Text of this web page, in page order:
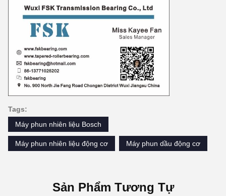
Tags:
Máy phun nhiên liệu Bosch
Máy phun nhiên liệu động cơ Máy phun dầu động cơ
Sản Phẩm Tương Tự